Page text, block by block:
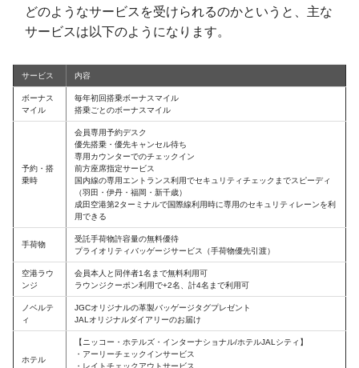
どのようなサービスを受けられるのかというと、主な
サービスは以下のようになります。
サービス 内容
ボーナス
マイル
毎年初回搭乗ボーナスマイル
搭乗ごとのボーナスマイル
予約・搭
乗時
会員専用予約デスク
優先搭乗・優先キャンセル待ち
専用カウンターでのチェックイン
前方座席指定サービス
国内線の専用エントランス利用でセキュリティチェックまでスピーディ
（羽田・伊丹・福岡・新千歳）
成田空港第2ターミナルで国際線利用時に専用のセキュリティレーンを利
用できる
手荷物
受託手荷物許容量の無料優待
プライオリティバッゲージサービス（手荷物優先引渡）
空港ラウ
ンジ
会員本人と同伴者1名まで無料利用可
ラウンジクーポン利用で+2名、計4名まで利用可
ノベルテ
ィ
JGCオリジナルの革製バッゲージタグプレゼント
JALオリジナルダイアリーのお届け
ホテル
【ニッコー・ホテルズ・インターナショナル/ホテルJALシティ】
・アーリーチェックインサービス